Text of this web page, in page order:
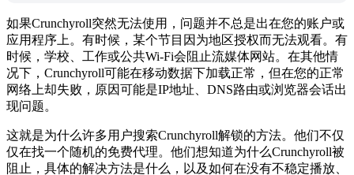
如果Crunchyroll突然无法使用，问题并不总是出在您的账户或
应用程序上。有时候，某个节目因为地区授权而无法观看。有
时候，学校、工作或公共Wi-Fi会阻止流媒体网站。在其他情
况下，Crunchyroll可能在移动数据下加载正常，但在您的正常
网络上却失败，原因可能是IP地址、DNS路由或浏览器会话出
现问题。
这就是为什么许多用户搜索Crunchyroll解锁的方法。他们不仅
仅在找一个随机的免费代理。他们想知道为什么Crunchyroll被
阻止，具体的解决方法是什么，以及如何在没有不稳定播放、